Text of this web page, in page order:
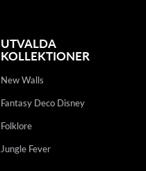
UTVALDA
KOLLEKTIONER
New Walls
Fantasy Deco Disney
Folklore
Jungle Fever